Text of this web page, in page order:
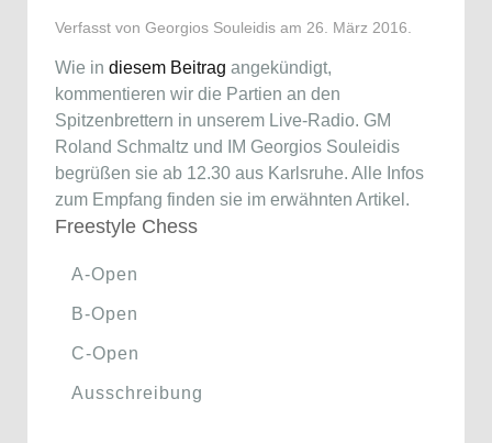
Verfasst von Georgios Souleidis am 26. März 2016
Wie in diesem Beitrag angekündigt,
kommentieren wir die Partien an den
Spitzenbrettern in unserem Live-Radio. GM
Roland Schmaltz und IM Georgios Souleidis
begrüßen sie ab 12.30 aus Karlsruhe. Alle Infos
zum Empfang finden sie im erwähnten Artikel.
Freestyle Chess
A-Open
B-Open
C-Open
Ausschreibung